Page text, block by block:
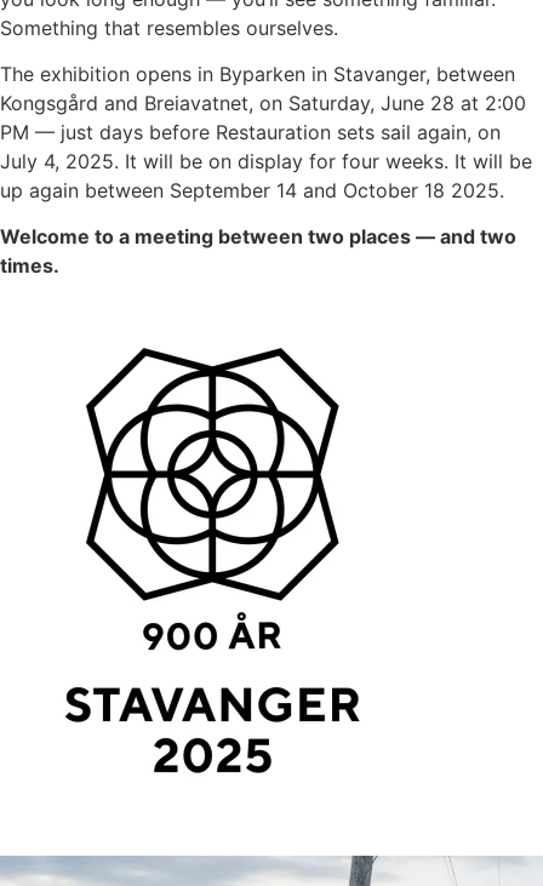
Something that resembles ourselves.
The exhibition opens in Byparken in Stavanger, between
Kongsgård and Breiavatnet, on Saturday, June 28 at 2:00
PM — just days before Restauration sets sail again, on
July 4, 2025. It will be on display for four weeks. It will be
up again between September 14 and October 18 2025.
Welcome to a meeting between two places — and two
times.